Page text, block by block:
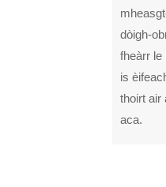
dòigh-
fheàrr le
is
thoirt air
aca.